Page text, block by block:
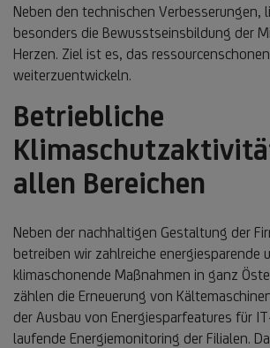
Neben den technischen Verbesserungen,
besonders die Bewusstseinsbildung der
Herzen. Ziel ist es, das
weiterzuentwickeln.
Betriebliche
allen Bereichen
Neben der nachhaltigen Gestaltung der
betreiben wir zahlreiche energiesparende
klimaschonende Maßnahmen in ganz
zählen die Erneuerung von
der Ausbau von Energiesparfeatures für
laufende Energiemonitoring der Filialen.